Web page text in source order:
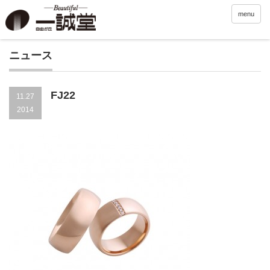
menu
ニュース
11.27
2014
FJ22